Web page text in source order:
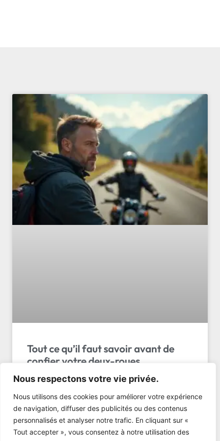
Nous respectons votre vie privée.
Nous utilisons des cookies pour améliorer votre expérience
de navigation, diffuser des publicités ou des contenus
personnalisés et analyser notre trafic. En cliquant sur «
Tout accepter », vous consentez à notre utilisation des
Tout ce qu’il faut savoir avant de
confier votre deux-roues
Transport moto remorque suisse : règles, prix (150–
350 CHF), arrimage et prestataires fiables. Confiez
votre moto à LL Transport Sàrl. Demandez un devis !
LIRE L'ARTICLE »